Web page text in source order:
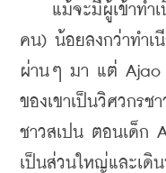
แม้จะมีผู้เข้าทำเ
คน) น้อยลงกว่าทำเ
ผ่านๆ มา แต่ Ajao
ของเขาเป็นวิศวกรช
ชาวสเปน ตอนเด็ก
เป็นส่วนใหญ่และเดิ